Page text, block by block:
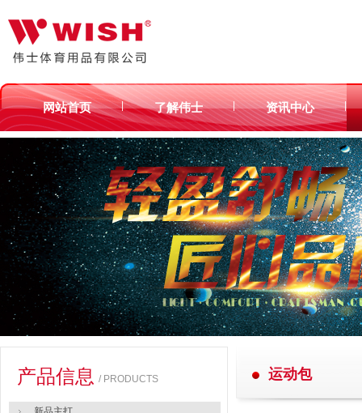
网站首页 | 了解伟士 | 资讯中心 |
产品信息 / PRODUCTS 运动包